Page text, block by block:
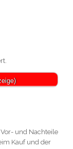
und Nachteile
Kauf und der